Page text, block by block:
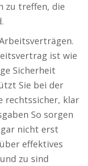
zu treffen, die
ist wie
Sicherheit
Sie bei der
rechtssicher, klar
So sorgen
nicht erst
effektives
zu sind